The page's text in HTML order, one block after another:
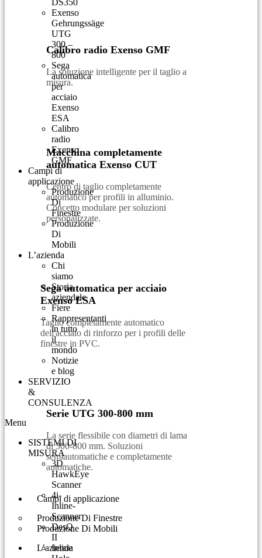
Calibro radio Exenso GMF
La soluzione intelligente per il taglio a
misura.
Macchina completamente
automatica Exenso CUT
Centro di taglio completamente
automatico per profili in alluminio.
Concetto modulare per soluzioni
personalizzate.
Sega automatica per acciaio
Exenso ESA
Taglio completamente automatico
dell'acciaio di rinforzo per i profili delle
finestre in PVC.
Serie UTG 300-800 mm
La serie flessibile con diametri di lama
di 300-800 mm. Soluzioni
semiautomatiche e completamente
automatiche.
Campi di applicazione
Produzione Di Finestre
Produzione Di Mobili
L’azienda
DS350
Exenso
Gehrungssäge
UTG
300 –
800
Sega
automatica
per
acciaio
Exenso
ESA
Calibro
radio
Exenso
GMF
Campi di
applicazione
Produzione
Di
Finestre
Produzione
Di
Mobili
L’azienda
Chi
siamo
Storia
aziendale
Fiere
Rappresentanti
in tutto
il
mondo
Notizie
e blog
SERVIZIO
&
CONSULENZA​
Menu
SISTEMI DI
MISURA
3D
HawkEye
Scanner
4i-
Inline-
Scanner
DesQ
II
Inline